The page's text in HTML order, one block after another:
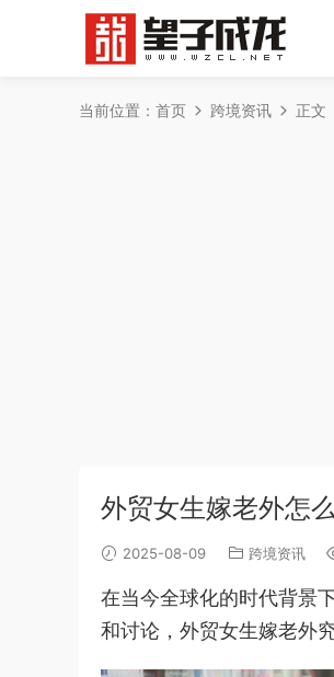
当前位置： 首页 跨境资讯 正文
外贸女生嫁老外怎
2025-08-09 跨境资讯
在当今全球化的时代背景
和讨论，外贸女生嫁老外